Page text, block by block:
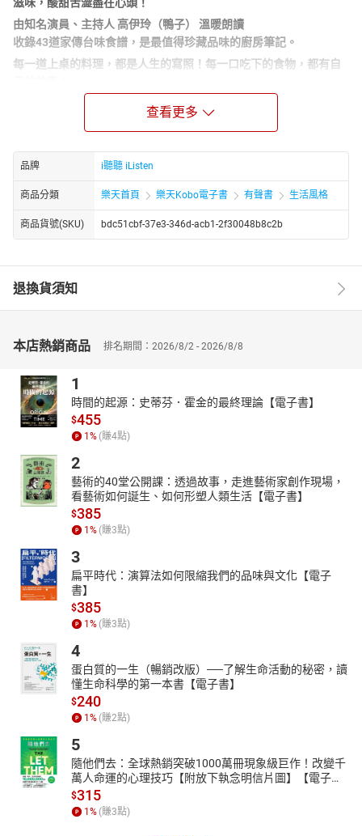
由知名演員、主持人 高伊玲（鴨子） 溫暖朗讀
收錄43道家傳台味食譜，是最值得珍藏品味的廚房筆記。
每一道上桌的料理，都是人生的寫照！每一口吃下的食物，都有自
對凌煙來說，人生中很多重要時刻都和食物有關，從讀書時為賦新
詞強說愁的文藝少女，到飽嚐人間冷暖的初老阿嬤，隨著時間流
親情。藉著替媳婦做月子餐的飲食筆記，延伸為結合人生經歷的飲
食手札，驀然回首，料理的滋味就是人生的滋味，酸甜苦澀盡在心
頭。
本書記錄了凌煙一路走來的生命歷程，有窮困但溫馨的童年、離家
出走學歌仔戲的叛逆青少年、與先生「方博土」艱辛創業的壯年，
影，那些在大時代下生活的小人物故事。
翻開43道菜譜，凌煙以溫暖筆觸回憶過往，娓娓道出料理中的動人
從小生長於嘉義縣東石鄉，偏鄉孩子最大的娛樂就是在廟口看戲，
歲離家出走，跟隨戲班到處流浪，才半年便戲子夢碎。26歲時以自
身在戲班的經歷，寫成十萬字長篇小說《失聲畫眉》，並獲得自立
報系百萬小說獎，卻也在此時選擇走入婚姻，隱居於荒野當起農
婦，直到2007年，睽違17年後，以《竹雞與阿秋》宣告復出文壇，
並獲得高雄市打狗文學獎長小說首獎。
本著對料理的喜愛，藉由為媳婦做月子餐的飲食筆記，透過料理開
始回憶過往，進而寫下本書，希望透過文字與食物的連結，喚起每
個人心中的食光記憶，串起屬於你我的情感故事。
〔作品介紹〕
長篇小說集：《失聲畫眉》、《扮裝畫眉》、《竹雞與阿秋》
短篇小說集：《泡沫情人》、《蓮花化身》、《養蘭女子》、《情
定夏威夷》
散文集：《幸福田園》
★朗讀者簡介｜高伊玲（鴨子）
知名演員、主持人。曾多次入圍金鐘獎。近年來積極投入戲劇：電
影、電視、廣告，多有佳作。代表作品電影《花吃了那女孩》、電
視劇《姊姊向前衝》等，皆深受好評。
擔任聲音主播的有聲書作品包括：《舌尖上的人生廚房：43道料
理、43則故事，以味蕾交織情感記憶，調理人間悲歡！》、《妖怪
藥局1：我的玉兔店長》、《妖怪藥局2：神仙惹麻煩》。
【有聲書目錄】
作者序／味蕾與情感交織的回憶
查看更多
品牌 i聽聽 iListen
商品分類 樂天首頁 樂天Kobo電子書 有聲書 生活風格
商品貨號(SKU) bdc51cbf-37e3-346d-acb1-2f30048b8c2b
退換貨須知
本店熱銷商品 排名期間：2026/8/2 - 2026/8/8
1
時間的起源：史蒂芬．霍金的最終理論【電子書】
$455
1 % (賺4點)
2
藝術的40堂公開課：透過故事，走進藝術家創作現場，
看藝術如何誕生、如何形塑人類生活【電子書】
$385
1 % (賺3點)
3
扁平時代：演算法如何限縮我們的品味與文化【電子
書】
$385
1 % (賺3點)
4
蛋白質的一生（暢銷改版）──了解生命活動的秘密，讀
懂生命科學的第一本書【電子書】
$240
1 % (賺2點)
5
隨他們去：全球熱銷突破1000萬冊現象級巨作！改變千
萬人命運的心理技巧【附放下執念明信片圖】【電子
書】
$315
1 % (賺3點)